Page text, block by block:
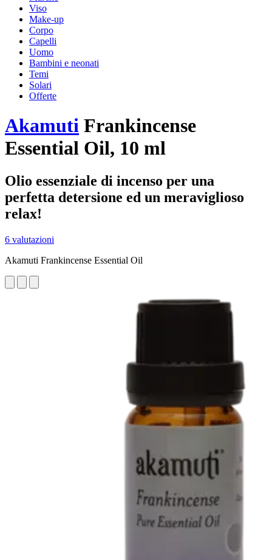
Viso
Make-up
Corpo
Capelli
Uomo
Bambini e neonati
Temi
Solari
Offerte
Akamuti Frankincense
Essential Oil, 10 ml
Olio essenziale di incenso per una
perfetta detersione ed un meraviglioso
relax!
6 valutazioni
Akamuti Frankincense Essential Oil